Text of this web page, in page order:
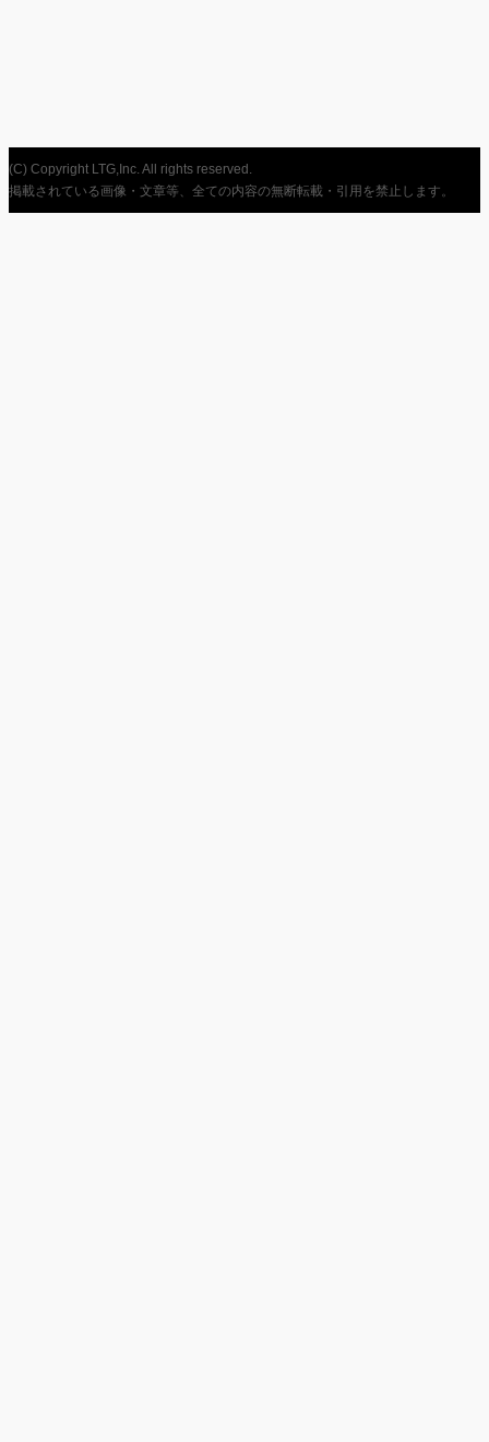
(C) Copyright LTG,Inc. All rights reserved.
掲載されている画像・文章等、全ての内容の無断転載・引用を禁止します。